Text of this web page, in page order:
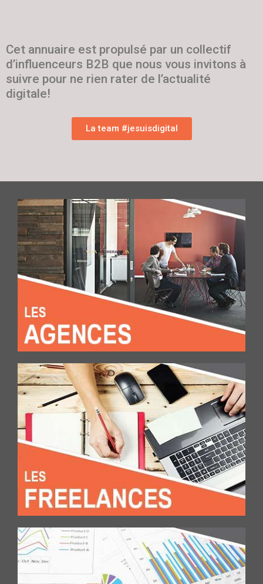
Cet annuaire est propulsé par un collectif
d’influenceurs B2B que nous vous invitons à
suivre pour ne rien rater de l’actualité
digitale!
La team #jesuisdigital